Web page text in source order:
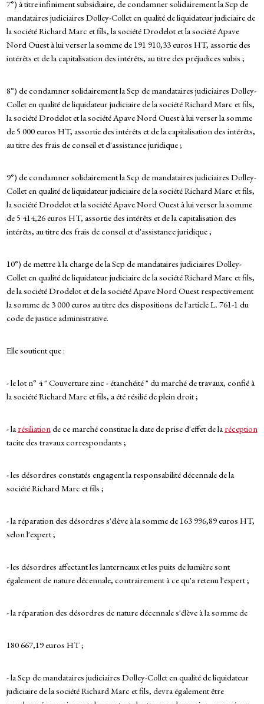
7°) à titre infiniment subsidiaire, de condamner solidairement la Scp de
mandataires judiciaires Dolley-Collet en qualité de liquidateur judiciaire de
la société Richard Marc et fils, la société Drodelot et la société Apave
Nord Ouest à lui verser la somme de 191 910,33 euros HT, assortie des
intérêts et de la capitalisation des intérêts, au titre des préjudices subis ;
8°) de condamner solidairement la Scp de mandataires judiciaires Dolley-
Collet en qualité de liquidateur judiciaire de la société Richard Marc et fils,
la société Drodelot et la société Apave Nord Ouest à lui verser la somme
de 5 000 euros HT, assortie des intérêts et de la capitalisation des intérêts,
au titre des frais de conseil et d'assistance juridique ;
9°) de condamner solidairement la Scp de mandataires judiciaires Dolley-
Collet en qualité de liquidateur judiciaire de la société Richard Marc et fils,
la société Drodelot et la société Apave Nord Ouest à lui verser la somme
de 5 414,26 euros HT, assortie des intérêts et de la capitalisation des
intérêts, au titre des frais de conseil et d'assistance juridique ;
10°) de mettre à la charge de la Scp de mandataires judiciaires Dolley-
Collet en qualité de liquidateur judiciaire de la société Richard Marc et fils,
de la société Drodelot et de la société Apave Nord Ouest respectivement
la somme de 3 000 euros au titre des dispositions de l'article L. 761-1 du
code de justice administrative.
Elle soutient que :
- le lot n° 4 " Couverture zinc - étanchéité " du marché de travaux, confié à
la société Richard Marc et fils, a été résilié de plein droit ;
- larésiliationde ce marché constitue la date de prise d'effet de laréception
tacite des travaux correspondants ;
- les désordres constatés engagent la responsabilité décennale de la
société Richard Marc et fils ;
- la réparation des désordres s'élève à la somme de 163 996,89 euros HT,
selon l'expert ;
- les désordres affectant les lanterneaux et les puits de lumière sont
également de nature décennale, contrairement à ce qu'a retenu l'expert ;
- la réparation des désordres de nature décennale s'élève à la somme de
180 667,19 euros HT ;
- la Scp de mandataires judiciaires Dolley-Collet en qualité de liquidateur
judiciaire de la société Richard Marc et fils, devra également être